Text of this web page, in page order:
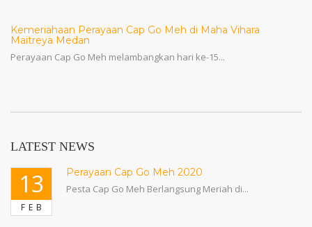
Kemeriahaan Perayaan Cap Go Meh di Maha Vihara
Maitreya Medan
Perayaan Cap Go Meh melambangkan hari ke-15...
LATEST NEWS
13
FEB
Perayaan Cap Go Meh 2020
Pesta Cap Go Meh Berlangsung Meriah di...